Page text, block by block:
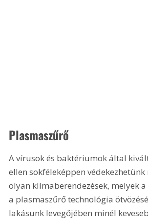
Plasmaszűrő
A vírusok és baktériumok által
ellen sokféleképpen védekezhetünk
olyan klímaberendezések, melyek a
a plasmaszűrő technológia
lakásunk levegőjében minél